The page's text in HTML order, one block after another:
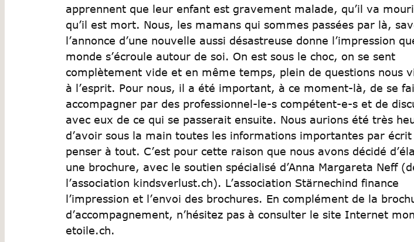
apprennent que leur enfant est gravement malade, qu’il va
qu’il est mort. Nous, les mamans qui sommes passées par là,
l’annonce d’une nouvelle aussi désastreuse donne l’impression
monde s’écroule autour de soi. On est sous le choc, on se sent
complètement vide et en même temps, plein de questions nous
à l’esprit. Pour nous, il a été important, à ce moment-là, de se
accompagner par des professionnel-le-s compétent-e-s et de
avec eux de ce qui se passerait ensuite. Nous aurions été très
d’avoir sous la main toutes les informations importantes par
penser à tout. C’est pour cette raison que nous avons décidé
une brochure, avec le soutien spécialisé d’Anna Margareta Neff
l’association kindsverlust.ch). L’association Stärnechind finance
l’impression et l’envoi des brochures. En complément de la
d’accompagnement, n’hésitez pas à consulter le site Internet
etoile.ch.